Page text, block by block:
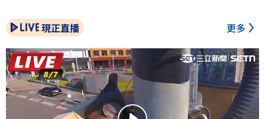
現正直播 更多